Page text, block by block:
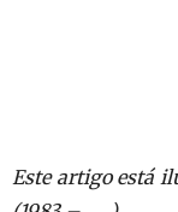
Este artigo está